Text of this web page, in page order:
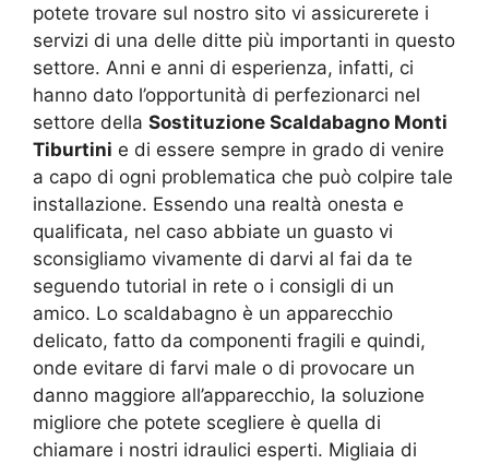
potete trovare sul nostro sito vi assicurerete i
servizi di una delle ditte più importanti in questo
settore. Anni e anni di esperienza, infatti, ci
hanno dato l’opportunità di perfezionarci nel
settore della Sostituzione Scaldabagno Monti
Tiburtini e di essere sempre in grado di venire
a capo di ogni problematica che può colpire tale
installazione. Essendo una realtà onesta e
qualificata, nel caso abbiate un guasto vi
sconsigliamo vivamente di darvi al fai da te
seguendo tutorial in rete o i consigli di un
amico. Lo scaldabagno è un apparecchio
delicato, fatto da componenti fragili e quindi,
onde evitare di farvi male o di provocare un
danno maggiore all’apparecchio, la soluzione
migliore che potete scegliere è quella di
chiamare i nostri idraulici esperti. Migliaia di